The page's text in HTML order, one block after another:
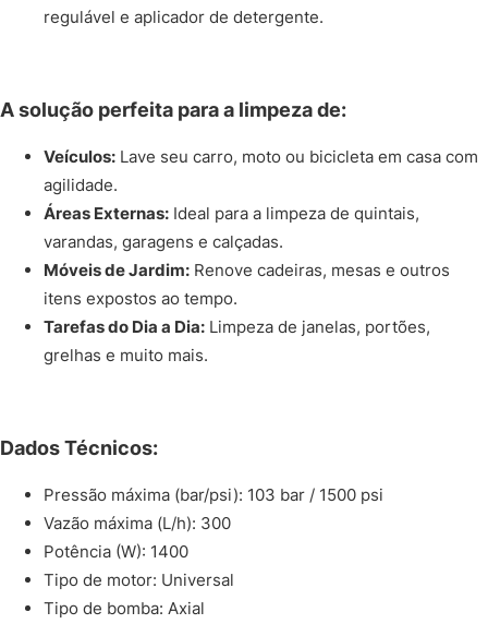
regulável e aplicador de detergente.
A solução perfeita para a limpeza de:
Veículos: Lave seu carro, moto ou bicicleta em casa com
agilidade.
Áreas Externas: Ideal para a limpeza de quintais,
varandas, garagens e calçadas.
Móveis de Jardim: Renove cadeiras, mesas e outros
itens expostos ao tempo.
Tarefas do Dia a Dia: Limpeza de janelas, portões,
grelhas e muito mais.
Dados Técnicos:
Pressão máxima (bar/psi): 103 bar / 1500 psi
Vazão máxima (L/h): 300
Potência (W): 1400
Tipo de motor: Universal
Tipo de bomba: Axial